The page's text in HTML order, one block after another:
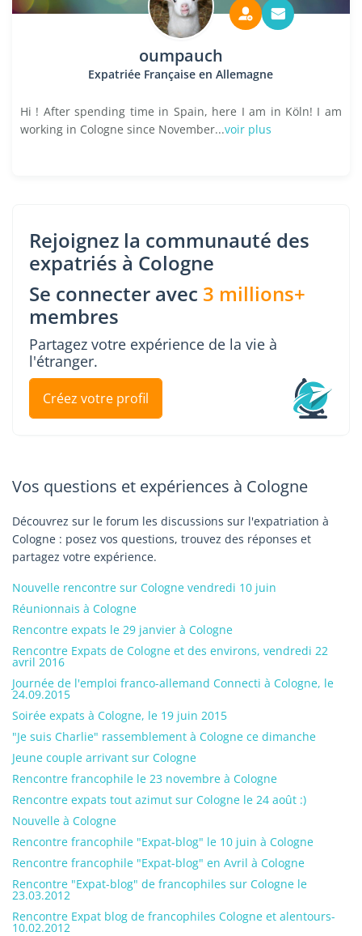
oumpauch
Expatriée Française en Allemagne
Hi ! After spending time in Spain, here I am in Köln! I am
working in Cologne since November...voir plus
Rejoignez la communauté des
expatriés à Cologne
Se connecter avec 3 millions+
membres
Partagez votre expérience de la vie à
l'étranger.
Créez votre profil
Vos questions et expériences à Cologne
Découvrez sur le forum les discussions sur l'expatriation à
Cologne : posez vos questions, trouvez des réponses et
partagez votre expérience.
Nouvelle rencontre sur Cologne vendredi 10 juin
Réunionnais à Cologne
Rencontre expats le 29 janvier à Cologne
Rencontre Expats de Cologne et des environs, vendredi 22
avril 2016
Journée de l'emploi franco-allemand Connecti à Cologne, le
24.09.2015
Soirée expats à Cologne, le 19 juin 2015
"Je suis Charlie" rassemblement à Cologne ce dimanche
Jeune couple arrivant sur Cologne
Rencontre francophile le 23 novembre à Cologne
Rencontre expats tout azimut sur Cologne le 24 août :)
Nouvelle à Cologne
Rencontre francophile "Expat-blog" le 10 juin à Cologne
Rencontre francophile "Expat-blog" en Avril à Cologne
Rencontre "Expat-blog" de francophiles sur Cologne le
23.03.2012
Rencontre Expat blog de francophiles Cologne et alentours-
10.02.2012